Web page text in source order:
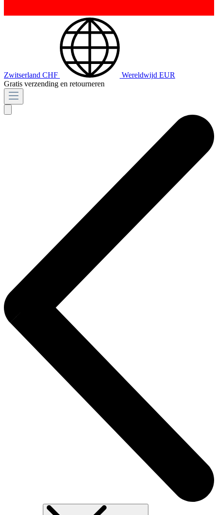
Zwitserland CHF Wereldwijd EUR
Gratis verzending en retourneren